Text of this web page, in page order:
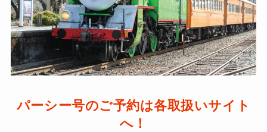
パーシー号のご予約は各取扱いサイト
へ！